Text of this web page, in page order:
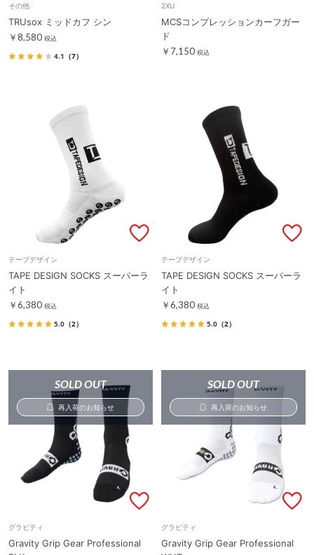
その他
TRUsox ミッドカフ シン
￥8,580 税込
4.1 （7）
2XU
MCSコンプレッションカーフガー
ド
￥7,150 税込
テープデザイン
TAPE DESIGN SOCKS スーパーラ
イト
￥6,380 税込
5.0 （2）
テープデザイン
TAPE DESIGN SOCKS スーパーラ
イト
￥6,380 税込
5.0 （2）
SOLD OUT
再入荷のお知らせ
グラビティ
Gravity Grip Gear Professional
SOLD OUT
再入荷のお知らせ
グラビティ
Gravity Grip Gear Professional